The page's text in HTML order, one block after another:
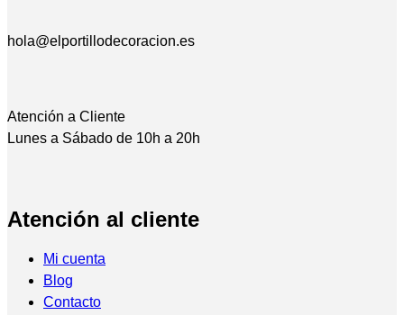
hola@elportillodecoracion.es
Atención a Cliente
Lunes a Sábado de 10h a 20h
Atención al cliente
Mi cuenta
Blog
Contacto